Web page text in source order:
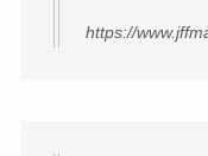
https://